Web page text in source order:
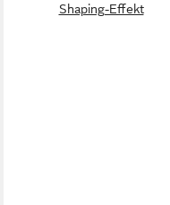
Shaping-Effekt